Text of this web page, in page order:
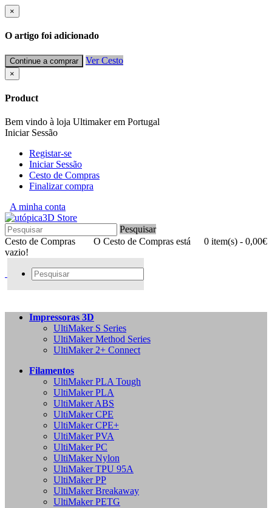
×
O artigo foi adicionado
Continue a comprar Ver Cesto
×
Product
Bem vindo à loja Ultimaker em Portugal
Iniciar Sessão
Registar-se
Iniciar Sessão
Cesto de Compras
Finalizar compra
A minha conta
Pesquisar
Cesto de Compras
0 item(s) - 0,00€
O Cesto de Compras está
vazio!
Impressoras 3D
UltiMaker S Series
UltiMaker Method Series
UltiMaker 2+ Connect
Filamentos
UltiMaker PLA Tough
UltiMaker PLA
UltiMaker ABS
UltiMaker CPE
UltiMaker CPE+
UltiMaker PVA
UltiMaker PC
UltiMaker Nylon
UltiMaker TPU 95A
UltiMaker PP
UltiMaker Breakaway
UltiMaker PETG